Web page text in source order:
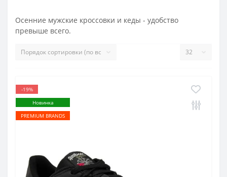
Осенние мужские кроссовки и кеды - удобство
превыше всего.
-19%
Новинка
PREMIUM BRANDS